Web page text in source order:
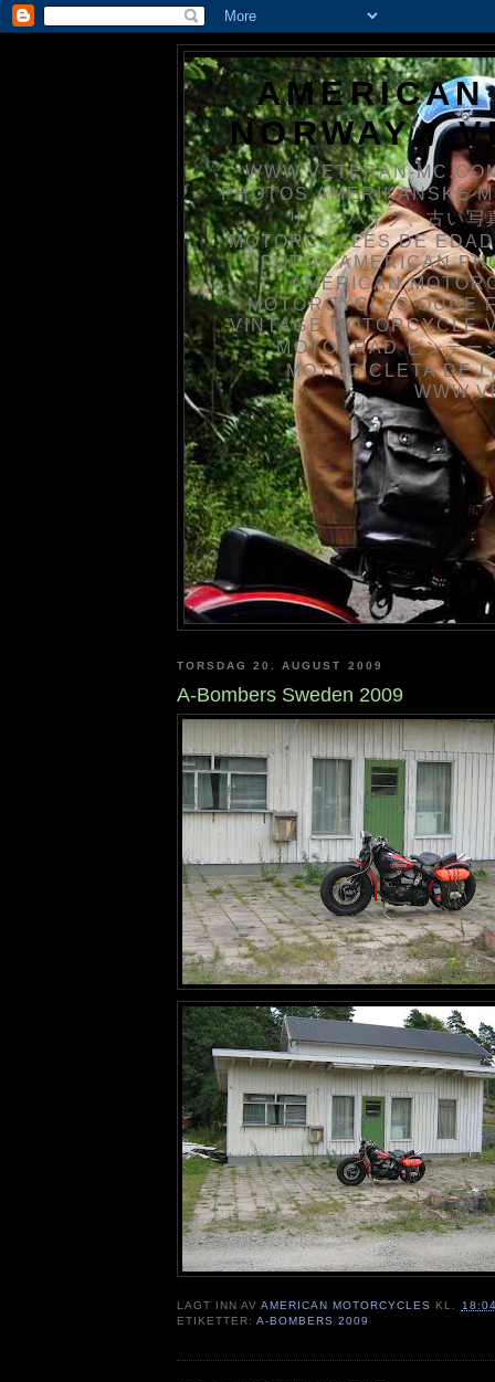
NORWAY /
WWW.VETERAN-
PHOTOS AMERIKANSKE
リカンバイク、古い
MOTORCYCLES DE
FOTOS AMERICAN
AMERICAN
MOTORCYCLES OUDE
VINTAGE MOTORCYCLE
MOTORRAD ビンテ
MOTOCICLETA DE
TORSDAG 20. AUGUST 2009
A-Bombers Sweden 2009
LAGT INN AVAMERICAN MOTORCYCLES KL.
ETIKETTER:A-BOMBERS 2009